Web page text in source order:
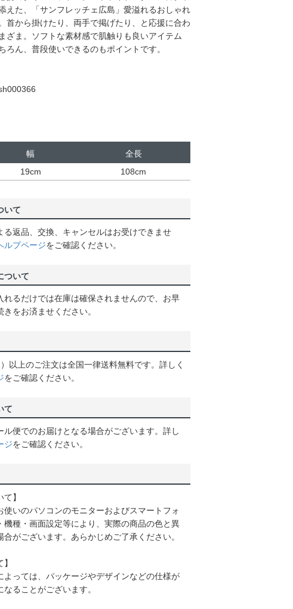
えた、「サンフレッチェ広島」愛溢れるおしゃれ
首から掛けたり、両手で掲げたり、と応援に合わ
ざま。ソフトな素材感で肌触りも良いアイテム
ろん、普段使いできるのもポイントです。
幅
全長
19cm 108cm
いて
る返品、交換、キャンセルはお受けできませ
ルプページをご確認ください。
ついて
れるだけでは在庫は確保されませんので、お早
をお済ませください。
以上のご注文は全国一律送料無料です。詳しく
をご確認ください。
て
ル便でのお届けとなる場合がございます。詳し
ジをご確認ください。
】
使いのパソコンのモニターおよびスマートフォ
機種・画面設定等により、実際の商品の色と異
合がございます。あらかじめご了承ください。
よっては、パッケージやデザインなどの仕様が
ることがございます。